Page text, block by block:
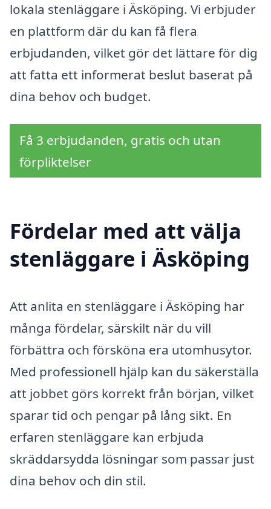
lokala stenläggare i Äsköping. Vi erbjuder
en plattform där du kan få flera
erbjudanden, vilket gör det lättare för dig
att fatta ett informerat beslut baserat på
dina behov och budget.
Få 3 erbjudanden, gratis och utan
förpliktelser
Fördelar med att välja
stenläggare i Äsköping
Att anlita en stenläggare i Äsköping har
många fördelar, särskilt när du vill
förbättra och försköna era utomhusytor.
Med professionell hjälp kan du säkerställa
att jobbet görs korrekt från början, vilket
sparar tid och pengar på lång sikt. En
erfaren stenläggare kan erbjuda
skräddarsydda lösningar som passar just
dina behov och din stil.